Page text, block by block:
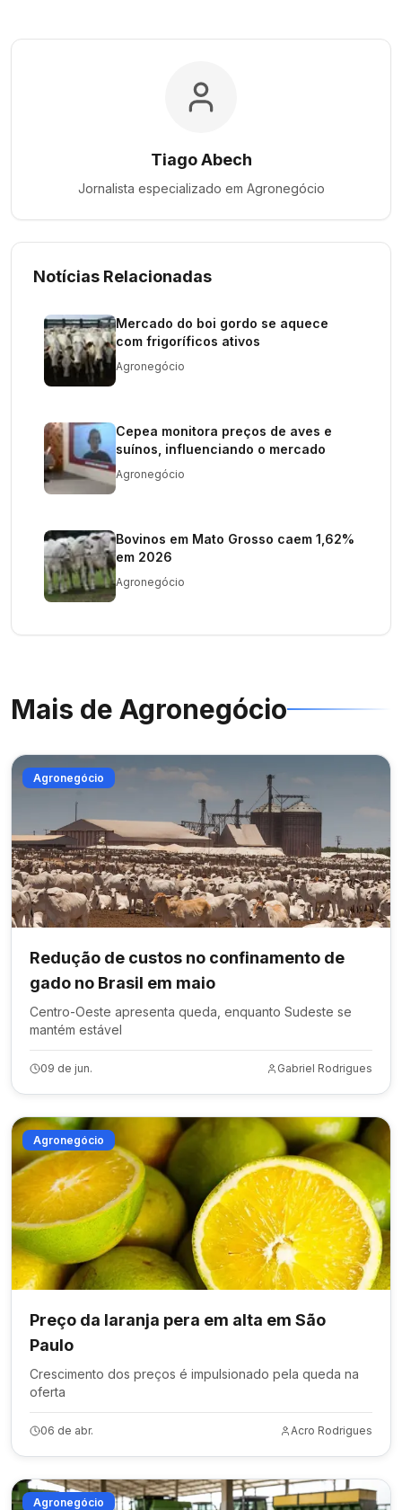
Tiago Abech
Jornalista especializado em Agronegócio
Notícias Relacionadas
Mercado do boi gordo se aquece
com frigoríficos ativos
Agronegócio
Cepea monitora preços de aves e
suínos, influenciando o mercado
Agronegócio
Bovinos em Mato Grosso caem 1,62%
em 2026
Agronegócio
Mais de Agronegócio
Agronegócio
Redução de custos no confinamento de
gado no Brasil em maio
Centro-Oeste apresenta queda, enquanto Sudeste se
mantém estável
09 de jun. Gabriel Rodrigues
Agronegócio
Preço da laranja pera em alta em São
Paulo
Crescimento dos preços é impulsionado pela queda na
oferta
06 de abr. Acro Rodrigues
Agronegócio